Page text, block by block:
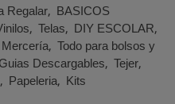
Regalar BASICOS
Telas DIY ESCOLAR
Mercería Todo para bolsos y
Descargables Tejer
Papeleria Kits